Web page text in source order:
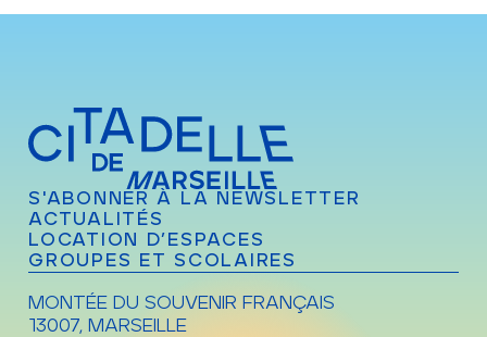
S'ABONNER À LA NEWSLETTER
ACTUALITÉS
LOCATION D’ESPACES
GROUPES ET SCOLAIRES
MONTÉE DU SOUVENIR FRANÇAIS
13007, MARSEILLE